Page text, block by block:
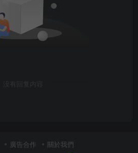
没有回复内容
廣告合作 關於我們